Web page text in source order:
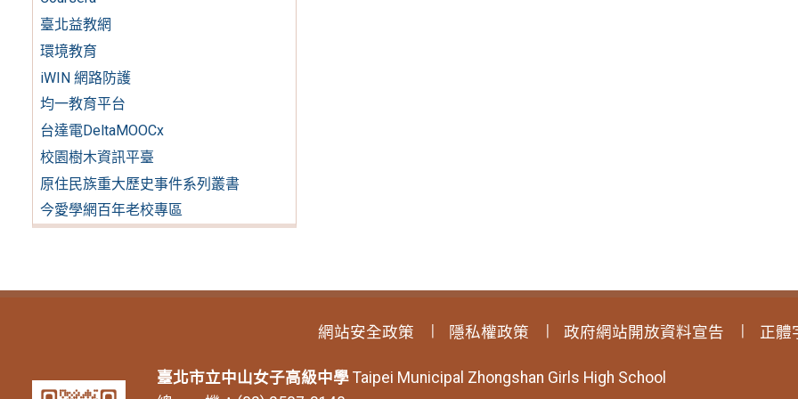
臺北益教網
環境教育
iWIN 網路防護
均一教育平台
台達電DeltaMOOCx
校園樹木資訊平臺
原住民族重大歷史事件系列叢書
今愛學網百年老校專區
網站安全政策 隱私權政策 政府網站開放資料宣告 正體
臺北市立中山女子高級中學 Taipei Municipal Zhongshan Girls High School